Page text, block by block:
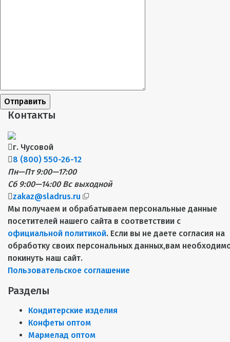
Отправить
Контакты
г. Чусовой
8 (800) 550-26-12
Пн—Пт 9:00—17:00
Сб 9:00—14:00 Вс выходной
zakaz@sladrus.ru
Мы получаем и обрабатываем персональные данные
посетителей нашего сайта в соответствии с
официальной политикой. Если вы не даете согласия на
обработку своих персональных данных,вам
покинуть наш сайт.
Пользовательское соглашение
Разделы
Кондитерские изделия
Конфеты оптом
Мармелад оптом